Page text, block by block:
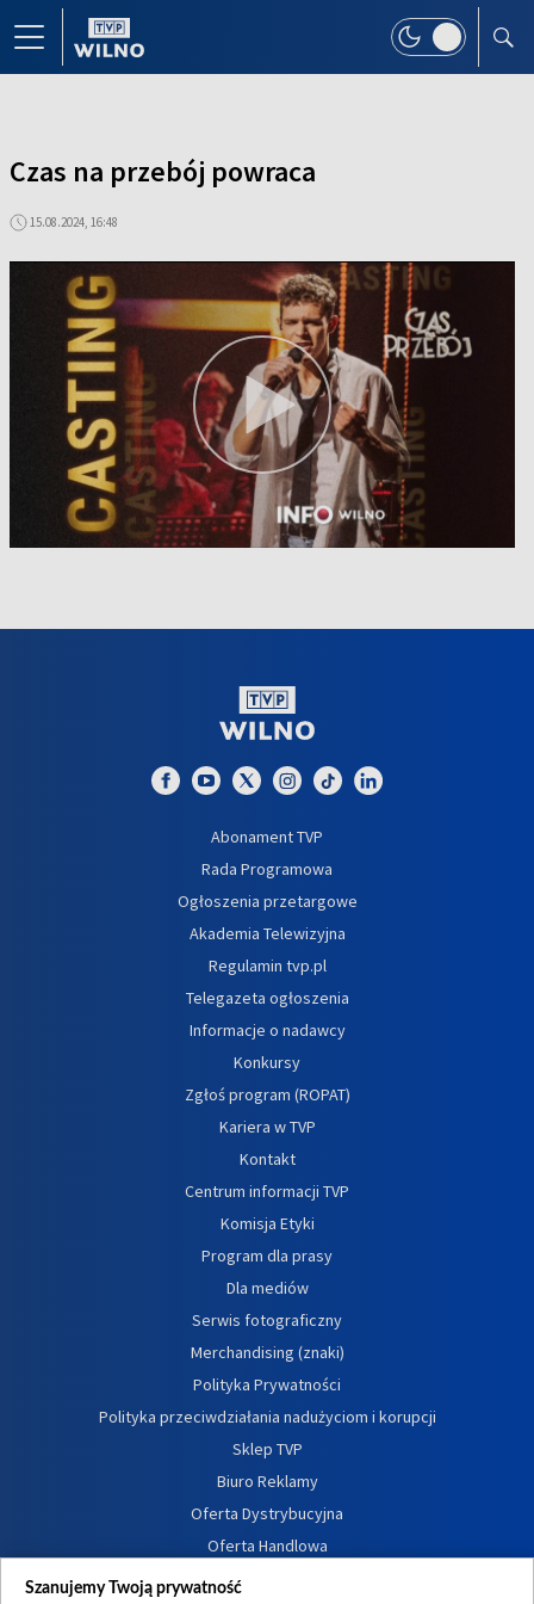
Czas na przebój powraca
15.08.2024, 16:48
Abonament TVP
Rada Programowa
Ogłoszenia przetargowe
Akademia Telewizyjna
Regulamin tvp.pl
Telegazeta ogłoszenia
Informacje o nadawcy
Konkursy
Zgłoś program (ROPAT)
Kariera w TVP
Kontakt
Centrum informacji TVP
Komisja Etyki
Program dla prasy
Dla mediów
Serwis fotograficzny
Merchandising (znaki)
Polityka Prywatności
Polityka przeciwdziałania nadużyciom i korupcji
Sklep TVP
Biuro Reklamy
Oferta Dystrybucyjna
Oferta Handlowa
Dostępność
Szanujemy Twoją prywatność